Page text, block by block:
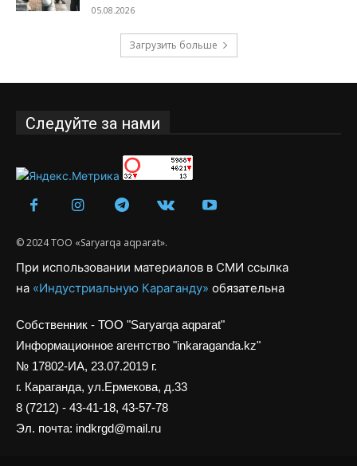
05.08.2026
Загрузить больше
Следуйте за нами
© 2024 ТОО «Saryarqa aqparat».
При использовании материалов в СМИ ссылка
на «Индустриальную Караганду» обязательна
Собственник - ТОО "Saryarqa aqparat"
Информационное агентство "inkaraganda.kz"
№ 17802-ИА, 23.07.2019 г.
г. Караганда, ул.Ермекова, д.33
8 (7212) - 43-41-18, 43-57-78
Эл. почта: indkrgd@mail.ru